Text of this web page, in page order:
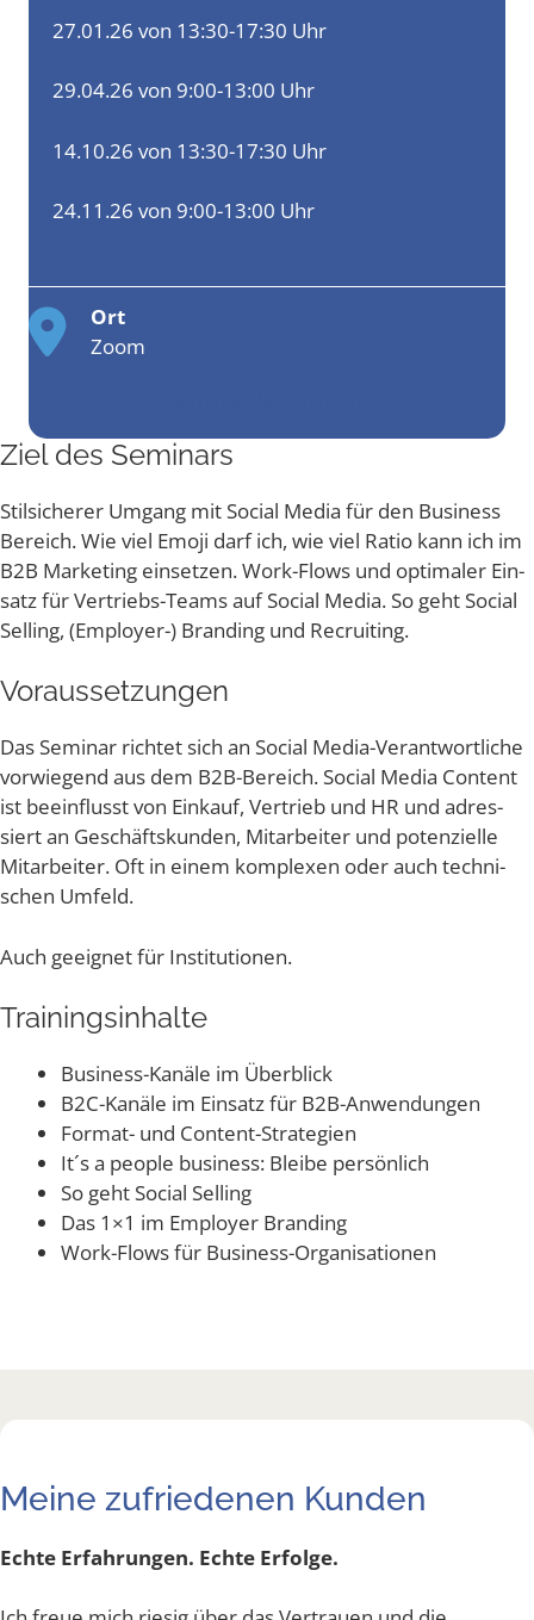
27.01.26 von 13:30-17:30 Uhr
29.04.26 von 9:00-13:00 Uhr
14.10.26 von 13:30-17:30 Uhr
24.11.26 von 9:00-13:00 Uhr
Ort
Zoom
Ziel des Seminars
Stil­si­che­rer Umgang mit Social Media für den Busi­ness
Bereich. Wie viel Emo­ji darf ich, wie viel Ratio kann ich im
B2B Mar­ke­ting ein­set­zen. Work-Flows und opti­ma­ler Ein­
satz für Ver­triebs-Teams auf Social Media. So geht Social
Sel­ling, (Employ­er-) Bran­ding und Recruiting.
Vor­aus­set­zun­gen
Das Semi­nar rich­tet sich an Social Media-Ver­ant­wort­li­che
vor­wie­gend aus dem B2B-Bereich. Social Media Con­tent
ist beein­flusst von Ein­kauf, Ver­trieb und HR und adres­
siert an Geschäfts­kun­den, Mit­ar­bei­ter und poten­zi­el­le
Mit­ar­bei­ter. Oft in einem kom­ple­xen oder auch tech­ni­
schen Umfeld.
Auch geeig­net für Institutionen.
Trai­nings­in­hal­te
Busi­ness-Kanä­le im Überblick
B2C-Kanä­le im Ein­satz für B2B-Anwendungen
For­mat- und Content-Strategien
It´s a peo­p­le busi­ness: Blei­be persönlich
So geht Social Selling
Das 1×1 im Employ­er Branding
Work-Flows für Business-Organisationen
Meine zufriedenen Kunden
Echte Erfahrungen. Echte Erfolge.